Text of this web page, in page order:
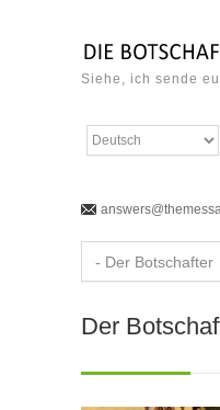
Siehe, ich sende
Der